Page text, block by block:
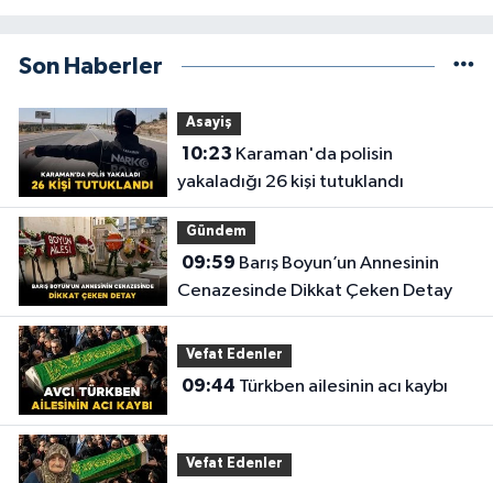
Son Haberler
Asayiş
10:23
yakaladığı 26 kişi tutuklandı
Gündem
09:59
Cenazesinde Dikkat Çeken Detay
Vefat Edenler
09:44 Türkben ailesinin acı kaybı
Vefat Edenler